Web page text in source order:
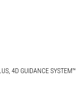
4D GUIDANCE SYSTEM™